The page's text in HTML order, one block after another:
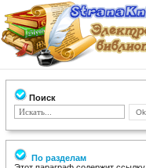
Поиск
По разделам